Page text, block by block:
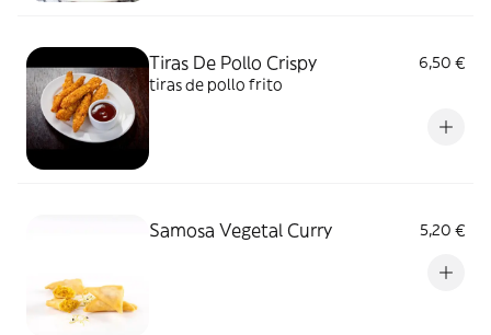
Tiras De Pollo Crispy
6,50 €
tiras de pollo frito
Samosa Vegetal Curry 5,20 €